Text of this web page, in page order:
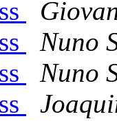
Nuno
Nuno